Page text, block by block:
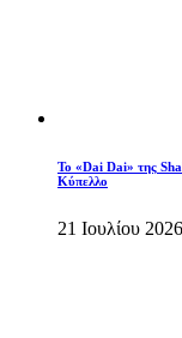
To «Dai Dai» της
Κύπελλο
21 Ιουλίου 2026